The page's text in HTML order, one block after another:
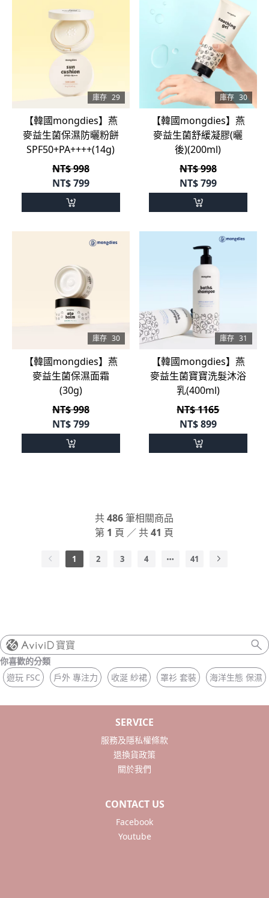
庫存 29
【韓國mongdies】燕
麥益生菌保濕防曬粉餅
SPF50+PA++++(14g)
NT$ 998
NT$799
庫存 30
【韓國mongdies】燕
麥益生菌舒緩凝膠(曬
後)(200ml)
NT$ 998
NT$799
庫存 30
【韓國mongdies】燕
麥益生菌保濕面霜
(30g)
NT$ 998
NT$799
庫存 31
【韓國mongdies】燕
麥益生菌寶寶洗髮沐浴
乳(400ml)
NT$ 1165
NT$899
共486筆相關商品
第 1 頁 ／ 共41 頁
1 2 3 4 41
寶寶
你喜歡的分類
遊玩 FSC
戶外 專注力 收涎 紗裙 罩衫 套裝 海洋生態 保濕
SERVICE
服務及隱私權條款
退換貨政策
關於我們
CONTACT US
Facebook
Youtube